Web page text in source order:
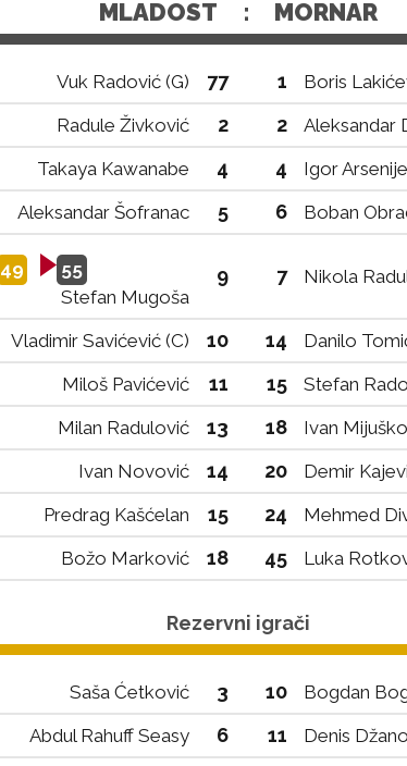
MLADOST : MORNAR
Vuk Radović (G) 77 1
Boris
Radule Živković
2 2 Aleksandar
Takaya Kawanabe
4 4 Igor
Aleksandar Šofranac 5 6 Boban
49
55
Stefan Mugoša
9 7 Nikola
Vladimir Savićević (C) 10 14
Danilo
Miloš Pavićević
11 15 Stefan
Milan Radulović
13 18
Ivan
Ivan Novović
14 20 Demir
Predrag Kašćelan
15 24 Mehmed
Božo Marković 18 45 Luka
Rezervni igrači
Saša Ćetković 3 10 Bogdan
Abdul Rahuff Seasy
6 11 Denis